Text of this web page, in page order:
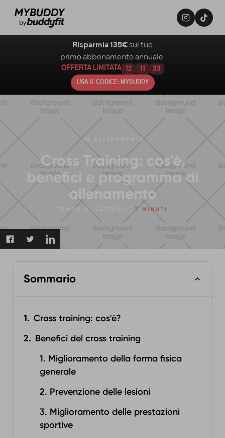
IN ALLENAMENTO
Cross Training: cos'è,
benefici e programma di
allenamento
TEMPO DI LETTURA: 7 MINUTI
Sommario
Cross training: cos'è?
Benefici del cross training
1. Miglioramento della forma fisica
generale
2. Prevenzione delle lesioni
3. Miglioramento delle prestazioni
sportive
Risparmia 135€ sul tuo
primo abbonamento annuale.
OFFERTA LIMITATA 12 11 32
USA IL CODICE: MYBUDDY